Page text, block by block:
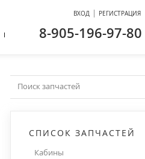
СПИСОК ЗАПЧАСТЕЙ
Кабины
ВХОД | РЕГИСТРАЦИЯ
8-905-196-97-80